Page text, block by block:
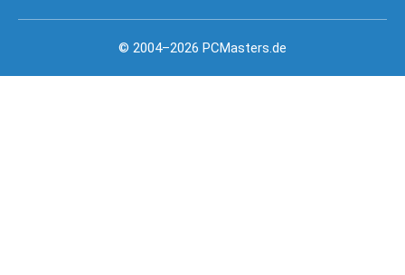
© 2004–2026 PCMasters.de